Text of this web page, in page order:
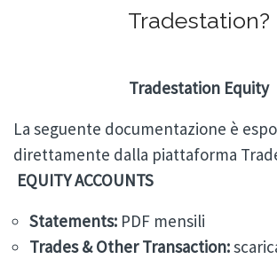
Tradestation?
Tradestation Equity
La seguente documentazione è
direttamente dalla piattaforma
EQUITY ACCOUNTS
Statements: PDF mensili
Trades & Other Transaction: